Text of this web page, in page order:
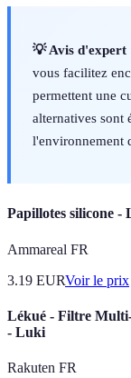
💡 Avis d'expert
vous facilitez
permettent une
alternatives sont
l'environnement
Papillotes silicone
Ammareal FR
3.19 EURVoir le prix
Lékué - Filtre
- Luki
Rakuten FR